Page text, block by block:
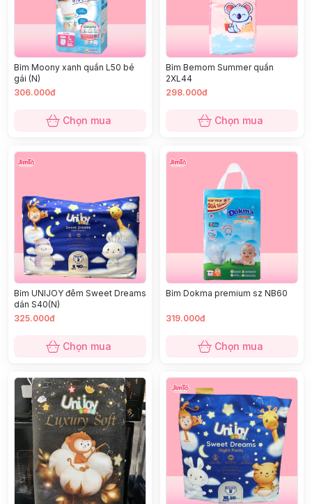
Bỉm Moony xanh quần L50 bé
gái (N)
306.000đ
Chọn mua
Bỉm Bemom Summer quần
2XL44
298.000đ
Chọn mua
Bỉm UNIJOY đêm Sweet Dreams
dán S40(N)
325.000đ
Chọn mua
Bỉm Dokma premium sz NB60
319.000đ
Chọn mua